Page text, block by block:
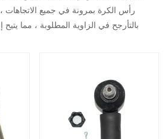
رأس الكرة بمرونة في جميع
بالتأرجح في الزاوية المطلوبة ، مما